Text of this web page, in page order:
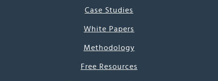
Case Studies
White Papers
Methodology
Free Resources